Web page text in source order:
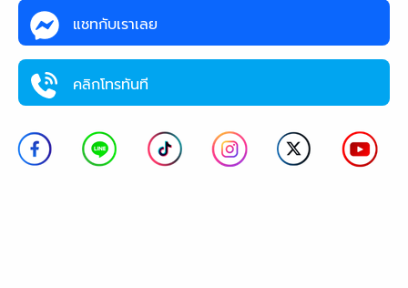
แชทกับเราเลย
คลิกโทรทันที